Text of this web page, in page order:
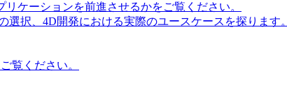
ケーションを前進させるかをご覧ください。
択、4D開発における実際のユースケースを探ります。
覧ください。